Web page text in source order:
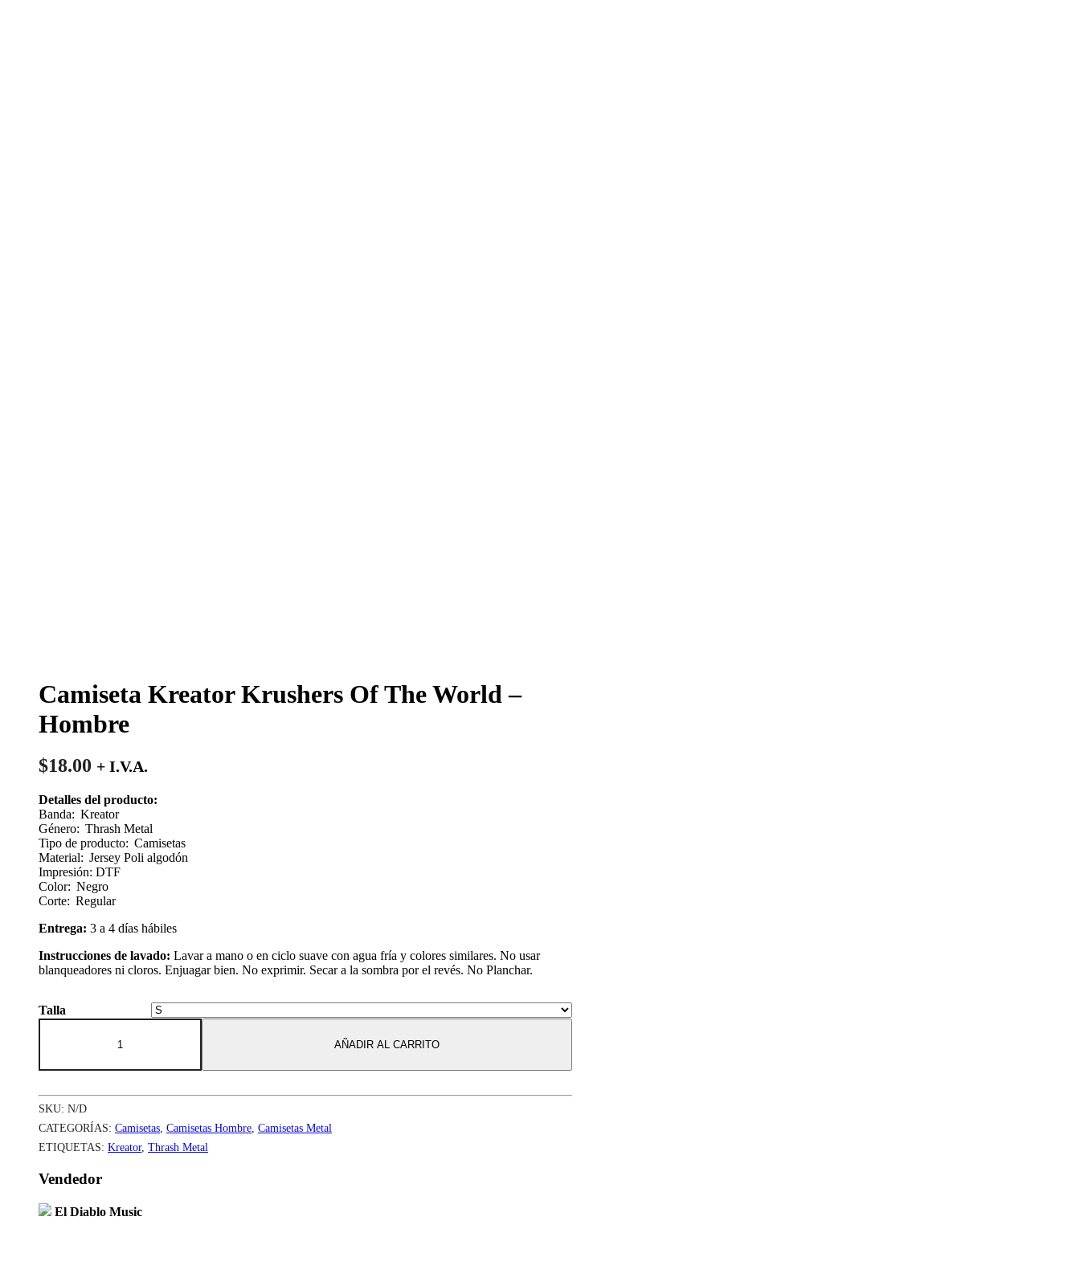
Camiseta Kreator Krushers Of The World –
Hombre
$18.00 + I.V.A.
Detalles del producto:
Banda: Kreator
Género: Thrash Metal
Tipo de producto: Camisetas
Material: Jersey Poli algodón
Impresión: DTF
Color: Negro
Corte: Regular
Entrega: 3 a 4 días hábiles
Instrucciones de lavado: Lavar a mano o en ciclo suave con agua fría y colores similares. No usar
blanqueadores ni cloros. Enjuagar bien. No exprimir. Secar a la sombra por el revés. No Planchar.
Talla
Kreator
Of
World
Hombre
cantidad
AÑADIR AL CARRITO
SKU: N/D
CATEGORÍAS: Camisetas, Camisetas Hombre, Camisetas Metal
ETIQUETAS: Kreator, Thrash Metal
Vendedor
El Diablo Music